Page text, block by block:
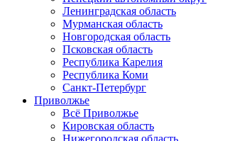
Ленинградская область
Мурманская область
Новгородская область
Псковская область
Республика Карелия
Республика Коми
Санкт-Петербург
Приволжье
Всё Приволжье
Кировская область
Нижегородская область